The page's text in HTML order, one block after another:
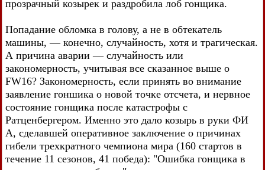
прозрачный козырек и раздробила лоб гонщика.
Попадание обломка в голову, а не в обтекатель
машины, — конечно, случайность, хотя и трагическая.
А причина аварии — случайность или
закономерность, учитывая все сказанное выше о
FW16? Закономерность, если принять во внимание
заявление гоншика о новой точке отсчета, и нервное
состояние гонщика после катастрофы с
Ратценбергером. Именно это дало козырь в руки ФИ
А, сделавшей оперативное заключение о причинах
гибели трехкратного чемпиона мира (160 стартов в
течение 11 сезонов, 41 победа): "Ошибка гонщика в